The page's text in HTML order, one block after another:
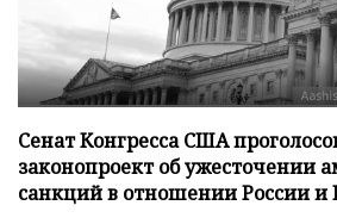
Сенат Конгресса США
законопроект об ужесточении
санкций в отношении России и